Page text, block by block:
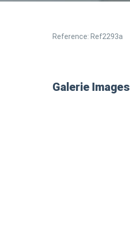
Reference: Ref2293a
Galerie Images